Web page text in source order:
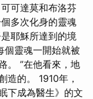
可達莫和布洛芬
多次化身的靈魂
耶穌所達到的境
個靈魂一開始就被
。 ”在他看來，地
造的。 1910年，
下成為醫生》的文